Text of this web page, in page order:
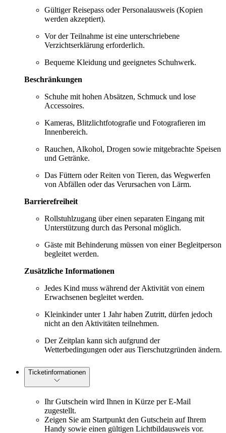
Gültiger Reisepass oder Personalausweis (Kopien
werden akzeptiert).
Vor der Teilnahme ist eine unterschriebene
Verzichtserklärung erforderlich.
Bequeme Kleidung und geeignetes Schuhwerk.
Beschränkungen
Schuhe mit hohen Absätzen, Schmuck und lose
Accessoires.
Kameras, Blitzlichtfotografie und Fotografieren im
Innenbereich.
Rauchen, Alkohol, Drogen sowie mitgebrachte Speisen
und Getränke.
Das Füttern oder Reiten von Tieren, das Wegwerfen
von Abfällen oder das Verursachen von Lärm.
Barrierefreiheit
Rollstuhlzugang über einen separaten Eingang mit
Unterstützung durch das Personal möglich.
Gäste mit Behinderung müssen von einer Begleitperson
begleitet werden.
Zusätzliche Informationen
Jedes Kind muss während der Aktivität von einem
Erwachsenen begleitet werden.
Kleinkinder unter 1 Jahr haben Zutritt, dürfen jedoch
nicht an den Aktivitäten teilnehmen.
Der Zeitplan kann sich aufgrund der
Wetterbedingungen oder aus Tierschutzgründen ändern.
Ticketinformationen
Ihr Gutschein wird Ihnen in Kürze per E-Mail
zugestellt.
Zeigen Sie am Startpunkt den Gutschein auf Ihrem
Handy sowie einen gültigen Lichtbildausweis vor.